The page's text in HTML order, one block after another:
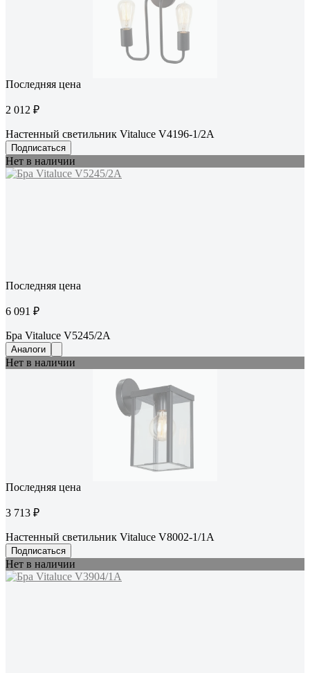
Последняя цена
2 012 ₽
Настенный светильник Vitaluce V4196-1/2A
Подписаться
Нет в наличии
Последняя цена
6 091 ₽
Бра Vitaluce V5245/2A
Аналоги
Нет в наличии
Последняя цена
3 713 ₽
Настенный светильник Vitaluce V8002-1/1A
Подписаться
Нет в наличии